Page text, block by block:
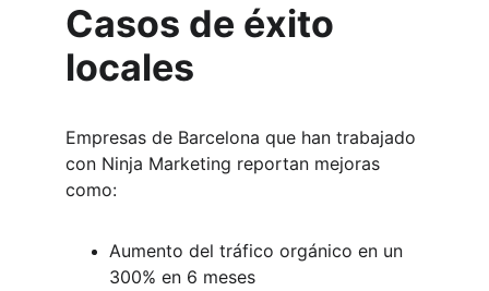
Casos de éxito
locales
Empresas de Barcelona que han trabajado
con Ninja Marketing reportan mejoras
como:
Aumento del tráfico orgánico en un
300% en 6 meses